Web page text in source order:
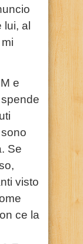
al
e
Se
visto
ce la